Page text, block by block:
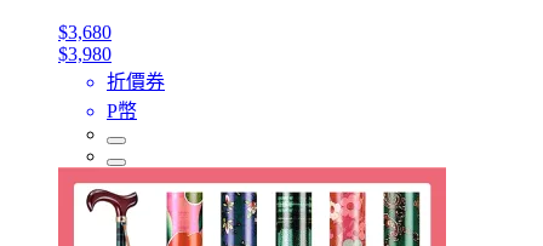
$3,680
$3,980
折價券
P幣